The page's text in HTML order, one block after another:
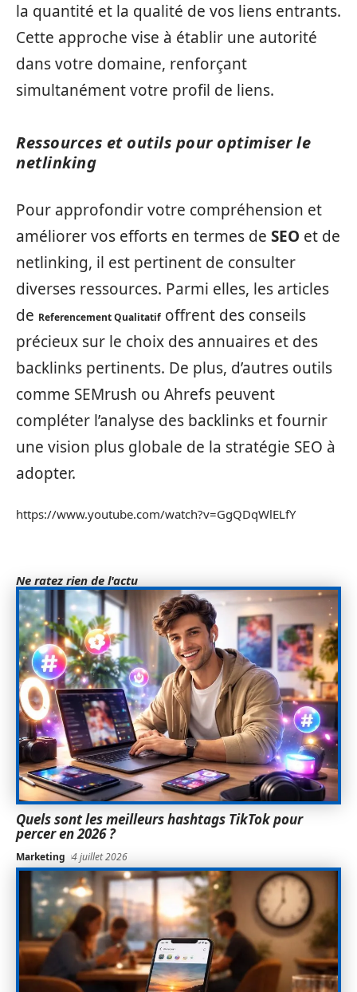
la quantité et la qualité de vos liens entrants.
Cette approche vise à établir une autorité
dans votre domaine, renforçant
simultanément votre profil de liens.
Ressources et outils pour optimiser le
netlinking
Pour approfondir votre compréhension et
améliorer vos efforts en termes de SEO et de
netlinking, il est pertinent de consulter
diverses ressources. Parmi elles, les articles
de Referencement Qualitatif offrent des conseils
précieux sur le choix des annuaires et des
backlinks pertinents. De plus, d’autres outils
comme SEMrush ou Ahrefs peuvent
compléter l’analyse des backlinks et fournir
une vision plus globale de la stratégie SEO à
adopter.
https://www.youtube.com/watch?v=GgQDqWlELfY
Ne ratez rien de l'actu
Quels sont les meilleurs hashtags TikTok pour
percer en 2026 ?
Marketing 4 juillet 2026